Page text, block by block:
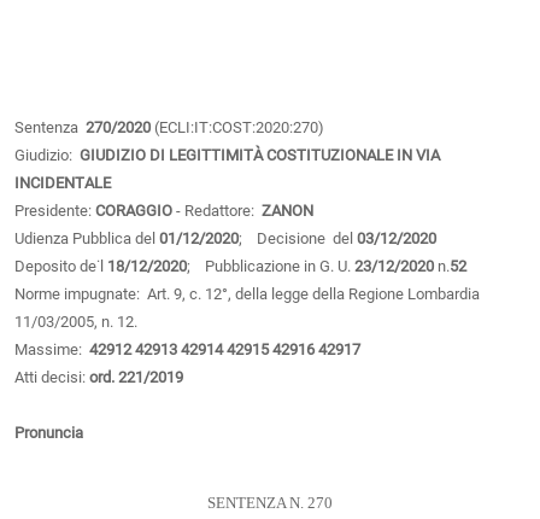
Sentenza 270/2020 (ECLI:IT:COST:2020:270)
Giudizio: GIUDIZIO DI LEGITTIMITÀ COSTITUZIONALE IN VIA
INCIDENTALE
Presidente: CORAGGIO - Redattore: ZANON
Udienza Pubblica del 01/12/2020; Decisione del 03/12/2020
Deposito de˙l 18/12/2020; Pubblicazione in G. U. 23/12/2020 n.52
Norme impugnate: Art. 9, c. 12°, della legge della Regione Lombardia
11/03/2005, n. 12.
Massime: 42912 42913 42914 42915 42916 42917
Atti decisi: ord. 221/2019
Pronuncia
SENTENZA N. 270